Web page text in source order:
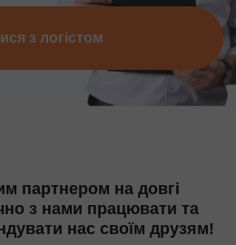
з логістом
партнером на довгі
з нами працювати та
нас своїм друзям!